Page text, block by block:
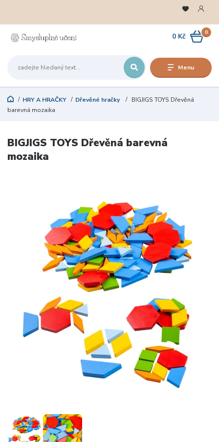
Menu
0
0 Kč
HRY A HRAČKY Dřevěné hračky
BIGJIGS TOYS Dřevěná
barevná mozaika
BIGJIGS TOYS Dřevěná barevná
mozaika